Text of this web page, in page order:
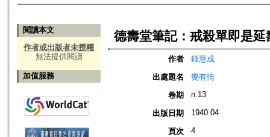
閱讀本文
作者或出版者未授權
無法提供閱讀
加值服務
德壽堂筆記：戒殺單即是延
作者
鍾慧成
出處題名
覺有情
卷期
n.13
出版日期 1940.04
頁次 4